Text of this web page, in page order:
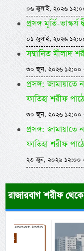
০৬ জুলাই, ২০২৬
প্রসঙ্গ মূর্তি-
০১ জুলাই, ২০২৬
সম্মানিত মীলাদ
৩০ জুন, ২০২৬ ১২:০০
প্রসঙ্গ: জামায়াতে
ফাতিহা শরীফ
৩০ জুন, ২০২৬ ১২:০০
প্রসঙ্গ: জামায়াতে
ফাতিহা শরীফ
২৩ জুন, ২০২৬ ১২:০০
রাজারবাগ শরীফ